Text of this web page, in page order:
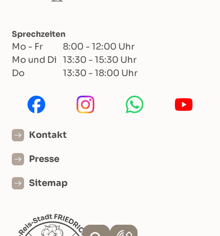
Sprechzeiten
Mo - Fr
8:00 - 12:00 Uhr
Mo und Di
13:30 - 15:30 Uhr
Do
13:30 - 18:00 Uhr
Kontakt
Presse
Sitemap